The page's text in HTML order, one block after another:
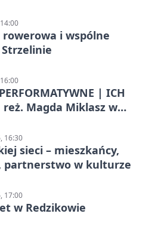
rowerowa i wspólne
| ICH
reż. Magda Miklasz w
16:30
sieci – mieszkańcy,
partnerstwo w kulturze
17:00
w Redzikowie